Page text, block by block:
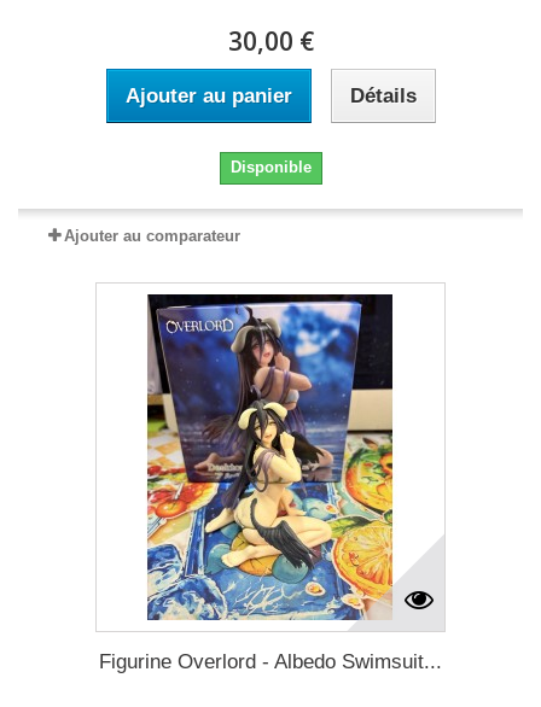
30,00 €
Ajouter au panier Détails
Disponible
Ajouter au comparateur
Figurine Overlord - Albedo Swimsuit...